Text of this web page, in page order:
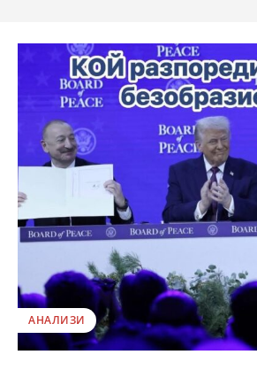
АНАЛИЗИ